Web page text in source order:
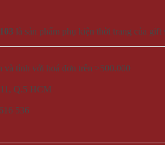
là sản phẩm phụ kiện thời trang của
và tỉnh với hoá đơn trên >500.000
Q.5 HCM
536